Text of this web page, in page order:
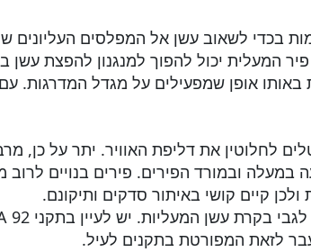
בכדי לשאוב עשן אל המפלסים העליונים
המעלית יכול להפוך למנגנון להפצת עשן
אופן שמפעילים על מגדל המדרגות.
לחלוטין את דליפת האוויר. יתר על כן,
במעלה ובמורד הפירים. פירים בנויים לרוב
קיים קושי באיתור סדקים ותיקונם.